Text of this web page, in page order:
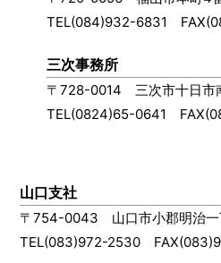
TEL(084)932-6831
三次事務所
〒728-0014 三次市十日市
TEL(0824)65-0641
山口支社
〒754-0043 山口市小郡明治一
TEL(083)972-2530